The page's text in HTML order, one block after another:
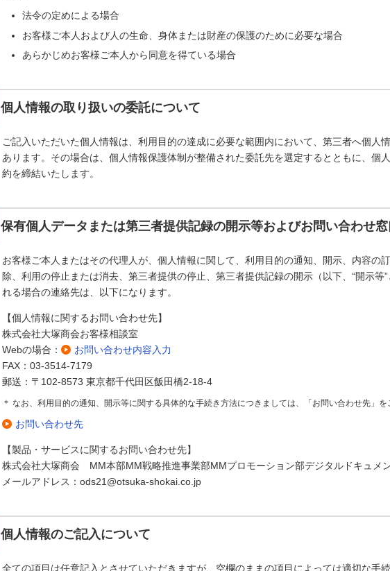
法令の定めによる場合
お客様ご本人および人の生命、身体または財産の保護のために必要な場合
あらかじめお客様ご本人から同意を得ている場合
個人情報の取り扱いの委託について
ご記入いただいた個人情報は、利用目的の達成に必要な範囲内において、第三者へ個人
あります。その場合は、個人情報保護体制が整備された委託先を選定するとともに、個
約を締結いたします。
保有個人データまたは第三者提供記録の開示等およびお問い合わせ
お客様ご本人またはその代理人が、個人情報に関して、利用目的の通知、開示、内容の
除、利用の停止または消去、第三者提供の停止、第三者提供記録の開示（以下、“開示等
れる場合の連絡先は、以下になります。
【個人情報に関するお問い合わせ先】
株式会社大塚商会お客様相談室
Webの場合：
お問い合わせ内容入力
FAX：03-3514-7179
郵送：〒102-8573 東京都千代田区飯田橋2-18-4
＊ なお、利用目的の通知、開示等に関する具体的な手続き方法につきましては、「お問い合わせ先」を
お問い合わせ先
【製品・サービスに関するお問い合わせ先】
株式会社大塚商会 MM本部MM戦略推進事業部MMプロモーション部デジタルドキュメ
メールアドレス：ods21@otsuka-shokai.co.jp
個人情報のご記入について
全ての項目は任意記入とさせていただきますが、空欄のままの項目によっては適切な手